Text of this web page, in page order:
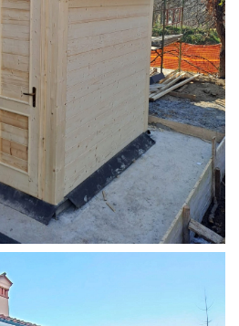
PER LOCALE CALDAIA